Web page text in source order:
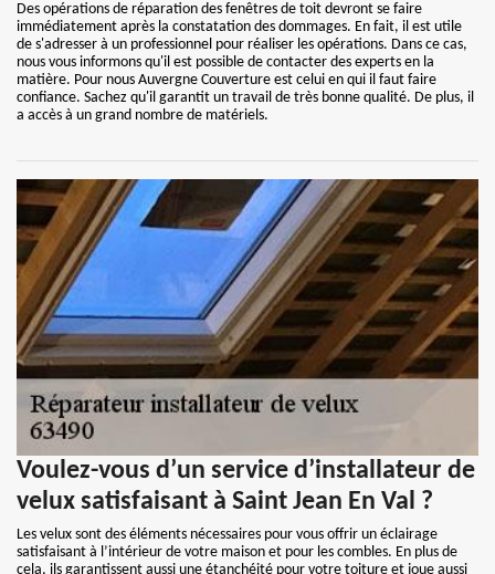
Des opérations de réparation des fenêtres de toit devront se faire
immédiatement après la constatation des dommages. En fait, il est utile
de s'adresser à un professionnel pour réaliser les opérations. Dans ce cas,
nous vous informons qu'il est possible de contacter des experts en la
matière. Pour nous Auvergne Couverture est celui en qui il faut faire
confiance. Sachez qu'il garantit un travail de très bonne qualité. De plus, il
a accès à un grand nombre de matériels.
Voulez-vous d’un service d’installateur de
velux satisfaisant à Saint Jean En Val ?
Les velux sont des éléments nécessaires pour vous offrir un éclairage
satisfaisant à l’intérieur de votre maison et pour les combles. En plus de
cela, ils garantissent aussi une étanchéité pour votre toiture et joue aussi